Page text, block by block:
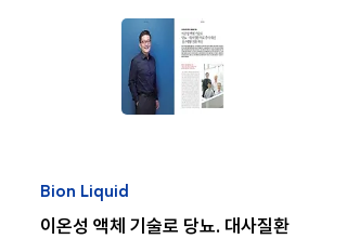
Bion Liquid
이온성 액체 기술로 당뇨. 대사질환